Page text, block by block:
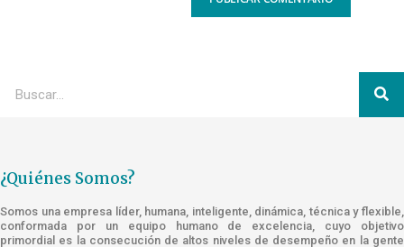
¿Quiénes Somos?
Somos una empresa líder, humana, inteligente, dinámica, técnica y flexible,
conformada por un equipo humano de excelencia, cuyo objetivo
primordial es la consecución de altos niveles de desempeño en la gente